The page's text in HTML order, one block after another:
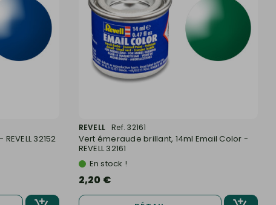
32152
REVELL Ref. 32161
Vert émeraude brillant, 14ml Email Color -
REVELL 32161
En stock !
2,20 €